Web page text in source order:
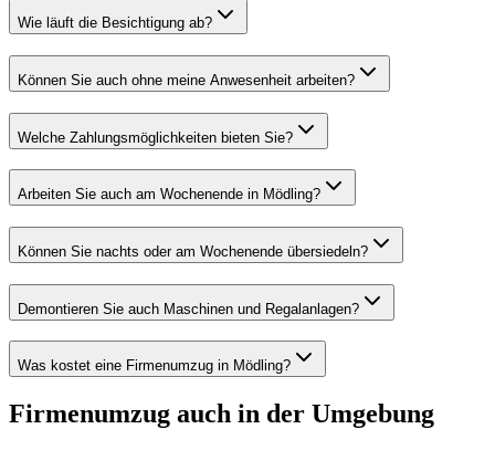
Wie läuft die Besichtigung ab?
Können Sie auch ohne meine Anwesenheit arbeiten?
Welche Zahlungsmöglichkeiten bieten Sie?
Arbeiten Sie auch am Wochenende in Mödling?
Können Sie nachts oder am Wochenende übersiedeln?
Demontieren Sie auch Maschinen und Regalanlagen?
Was kostet eine Firmenumzug in Mödling?
Firmenumzug auch in der Umgebung